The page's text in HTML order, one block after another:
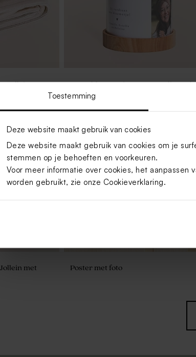
Toestemming
Deze website maakt gebruik van cookies
Deze website maakt gebruik van cookies om je
stemmen op je behoeften en voorkeuren.
Voor meer informatie over cookies, het aanpassen
worden gebruikt, zie onze Cookieverklaring.
Jollein met
Droogbloemen in gepersonaliseerde
stolp met eigen tekst en foto - L
met
Poster met foto